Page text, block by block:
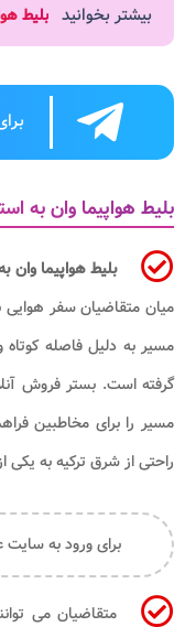
بیشتر بخوانید بلیط
بلیط هواپیما وان به
بلیط هواپیما وان
میان متقاضیان سفر
مسیر به دلیل فاصله
گرفته است. بستر فروش
مسیر را برای مخاطبین
راحتی از شرق ترکیه به
برای ورود به سایت
متقاضیان می